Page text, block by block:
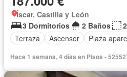
Íscar, Castilla y León
3 Dormitorios
2 Baños
Terraza
Ascensor Plaza
Hace 1 semana, 4 días en Pisos -